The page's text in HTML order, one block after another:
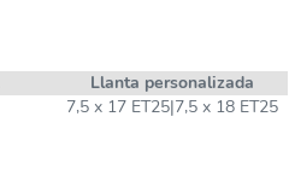
Llanta personalizada
7,5 x 17 ET25|7,5 x 18 ET25